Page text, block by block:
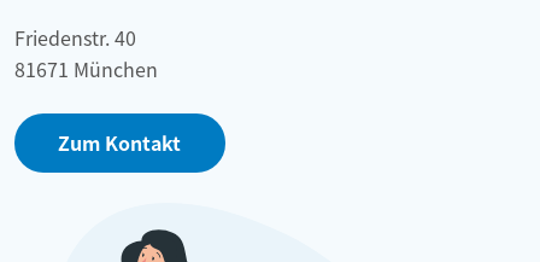
Friedenstr. 40
81671 München
Zum Kontakt